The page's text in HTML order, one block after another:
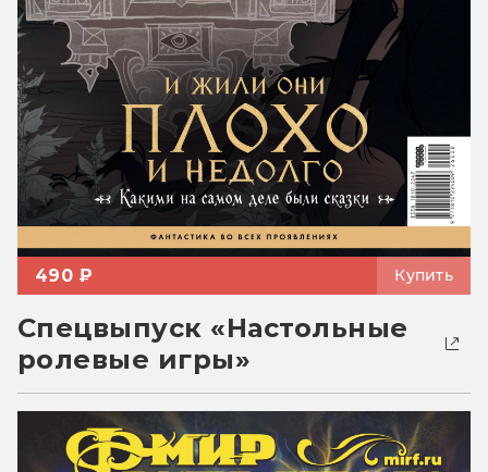
490 ₽ Купить
Спецвыпуск «Настольные
ролевые игры»